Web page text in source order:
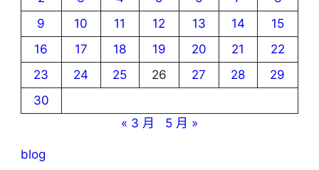
9
10 11 12 13 14
15
16
17 18 19 20 21
22
23
24 25 26 27 28
29
30
« 3 月
5 月 »
blog